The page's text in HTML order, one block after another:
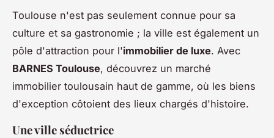
Toulouse n'est pas seulement connue pour sa
culture et sa gastronomie ; la ville est également un
pôle d'attraction pour l'immobilier de luxe. Avec
BARNES Toulouse, découvrez un marché
immobilier toulousain haut de gamme, où les biens
d'exception côtoient des lieux chargés d'histoire.
Une ville séductrice